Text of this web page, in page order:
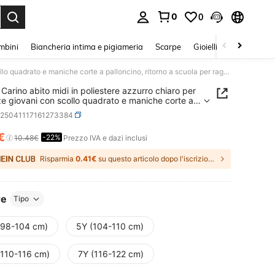
0 0
Biancheria intima e pigiameria Scarpe Gioielli E Accessori
SHEIN Carino abito midi in poliestere azzurro chiaro per ragazze giovani con scollo quadrato e maniche corte a palloncino, ritorno a scuola per ragazze
Carino abito midi in poliestere azzurro chiaro per
giovani con scollo quadrato e maniche corte a
ritorno a scuola per ragazze
AND AVAILABILITY
10.48€ -22% Prezzo IVA e dazi inclusi
Risparmia 0.41€ su questo articolo dopo l'iscrizione.
Tipo
104 cm) 5Y (104-110 cm)
116 cm) 7Y (116-122 cm)